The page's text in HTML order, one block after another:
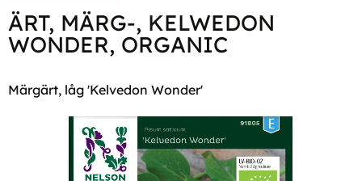
ÄRT, MÄRG-, KELWEDON
WONDER, ORGANIC
Märgärt, låg 'Kelvedon Wonder'